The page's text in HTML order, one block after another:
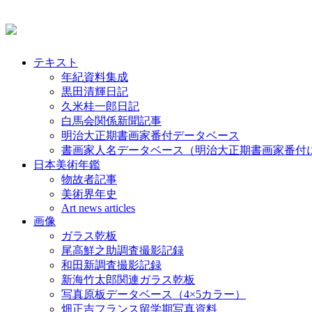
テキスト
年紀資料集成
黒田清輝日記
久米桂一郎日記
白馬会関係新聞記事
明治大正期書画家番付データベース
書画家人名データベース（明治大正期書画家番付
日本美術年鑑
物故者記事
美術界年史
Art news articles
画像
ガラス乾板
尾高鮮之助調査撮影記録
和田新調査撮影記録
新海竹太郎関連ガラス乾板
写真原板データベース（4×5カラー）
畑正吉フランス留学期写真資料